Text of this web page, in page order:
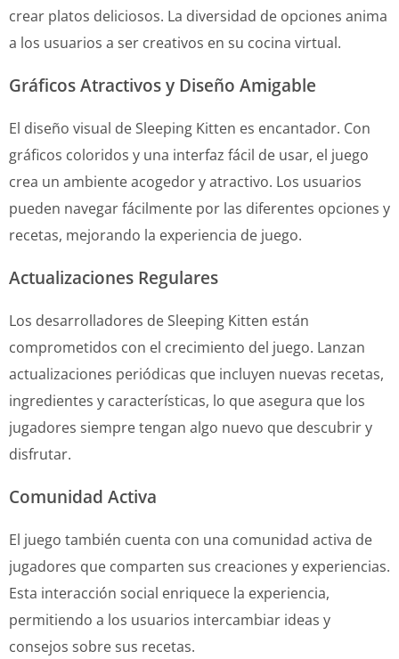
crear platos deliciosos. La diversidad de opciones anima
a los usuarios a ser creativos en su cocina virtual.
Gráficos Atractivos y Diseño Amigable
El diseño visual de Sleeping Kitten es encantador. Con
gráficos coloridos y una interfaz fácil de usar, el juego
crea un ambiente acogedor y atractivo. Los usuarios
pueden navegar fácilmente por las diferentes opciones y
recetas, mejorando la experiencia de juego.
Actualizaciones Regulares
Los desarrolladores de Sleeping Kitten están
comprometidos con el crecimiento del juego. Lanzan
actualizaciones periódicas que incluyen nuevas recetas,
ingredientes y características, lo que asegura que los
jugadores siempre tengan algo nuevo que descubrir y
disfrutar.
Comunidad Activa
El juego también cuenta con una comunidad activa de
jugadores que comparten sus creaciones y experiencias.
Esta interacción social enriquece la experiencia,
permitiendo a los usuarios intercambiar ideas y
consejos sobre sus recetas.